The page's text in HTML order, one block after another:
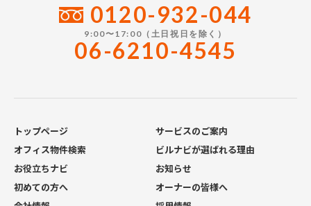
0120-932-044
9:00〜17:00（土日祝日を除く）
06-6210-4545
トップページ
サービスのご案内
オフィス物件検索
ビルナビが選ばれる理由
お役立ちナビ
お知らせ
初めての方へ
オーナーの皆様へ